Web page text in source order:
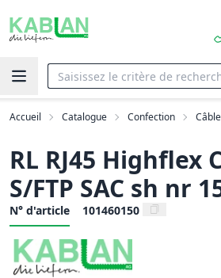
Accueil Catalogue Confection
RL RJ45 Highflex
S/FTP SAC sh nr
N° d'article 101460150